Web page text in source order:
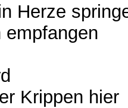
Herze
Krippen hier